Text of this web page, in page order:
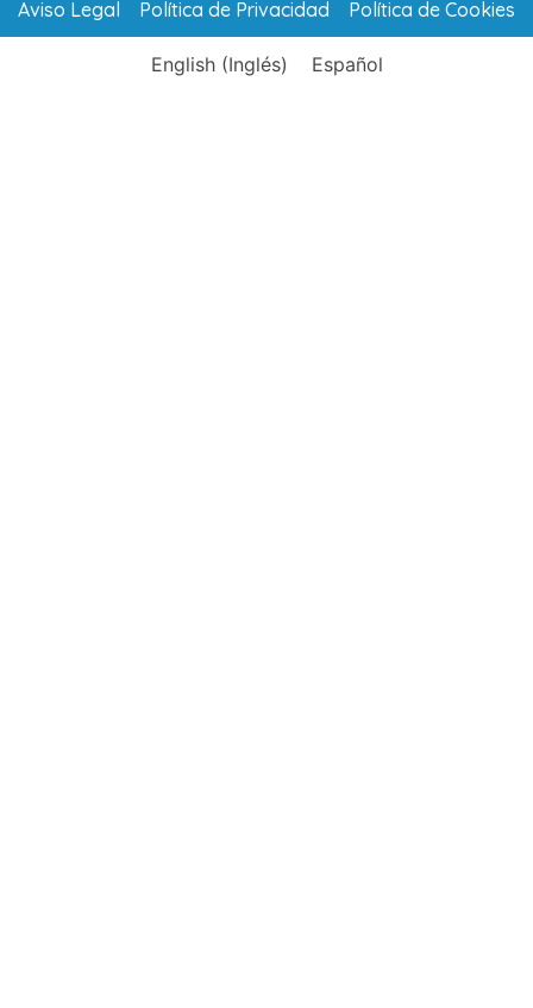
Aviso Legal
Política de Privacidad Política de Cookies
English(Inglés) Español